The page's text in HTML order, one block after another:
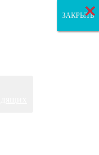
ЗАКРЫТЬ
ЗАКРЫТЬ
ЗАКРЫТЬ
×
×
×